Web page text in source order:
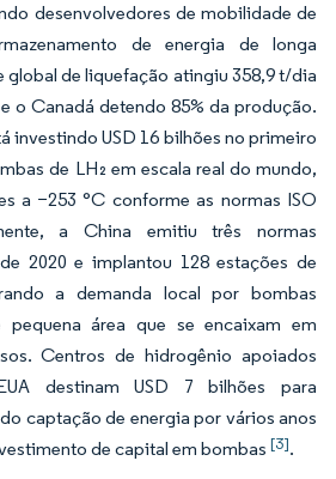
desenvolvedores de mobilidade de
de energia de longa
global de liquefação atingiu 358,9 t/dia
o Canadá detendo 85% da produção.
investindo USD 16 bilhões no primeiro
de LH₂ em escala real do mundo,
a −253 °C conforme as normas ISO
a China emitiu três normas
2020 e implantou 128 estações de
a demanda local por bombas
área que se encaixam em
Centros de hidrogênio apoiados
destinam USD 7 bilhões para
captação de energia por vários anos
de capital em bombas [3].